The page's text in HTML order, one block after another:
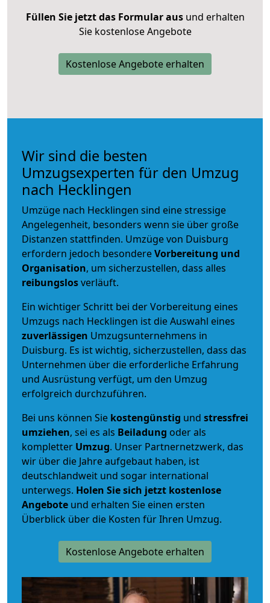
Füllen Sie jetzt das Formular ausund erhalten
Sie kostenlose Angebote
Kostenlose Angebote erhalten
Wir sind die besten
Umzugsexperten für den Umzug
nach Hecklingen
Umzüge nach Hecklingen sind eine stressige
Angelegenheit, besonders wenn sie über große
Distanzen stattfinden. Umzüge von Duisburg
erfordern jedoch besondereVorbereitung und
Organisation, um sicherzustellen, dass alles
reibungslosverläuft.
Ein wichtiger Schritt bei der Vorbereitung eines
Umzugs nach Hecklingen ist die Auswahl eines
zuverlässigen Umzugsunternehmens in
Duisburg. Es ist wichtig, sicherzustellen, dass das
Unternehmen über die erforderliche Erfahrung
und Ausrüstung verfügt, um den Umzug
erfolgreich durchzuführen.
Bei uns können Sie kostengünstig und stressfrei
umziehen, sei es als Beiladung oder als
kompletter Umzug. Unser Partnernetzwerk, das
wir über die Jahre aufgebaut haben, ist
deutschlandweit und sogar international
unterwegs. Holen Sie sich jetzt kostenlose
Angebote und erhalten Sie einen ersten
Überblick über die Kosten für Ihren Umzug.
Kostenlose Angebote erhalten